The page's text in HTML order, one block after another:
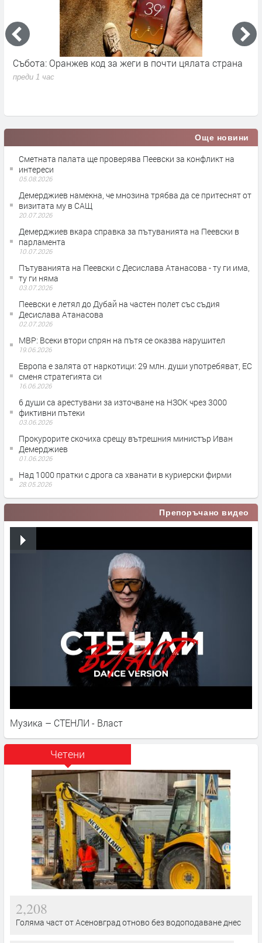
Събота: Оранжев код за жеги в почти цялата страна
преди 1 час
Още новини
Сметната палата ще провeрява Пеевски за конфликт на
интереси
05.08.2026
Демерджиев намекна, че мнозина трябва да се притеснят от
визитата му в САЩ
20.07.2026
Демерджиев вкара справка за пътуванията на Пеевски в
парламента
10.07.2026
Пътуванията на Пеевски с Десислава Атанасова - ту ги има,
ту ги няма
03.07.2026
Пеевски е летял до Дубай на частен полет със съдия
Десислава Атанасова
02.07.2026
МВР: Всеки втори спрян на пътя се оказва нарушител
19.06.2026
Европа е залята от наркотици: 29 млн. души употребяват, ЕС
сменя стратегията си
16.06.2026
6 души са арестувани за източване на НЗОК чрез 3000
фиктивни пътеки
03.06.2026
Прокурорите скочиха срещу вътрешния министър Иван
Демерджиев
01.06.2026
Над 1000 пратки с дрога са хванати в куриерски фирми
28.05.2026
Препоръчано видео
Музика – СТЕНЛИ - Власт
Четени
2,208
Голяма част от Асеновград отново без водоподаване днес